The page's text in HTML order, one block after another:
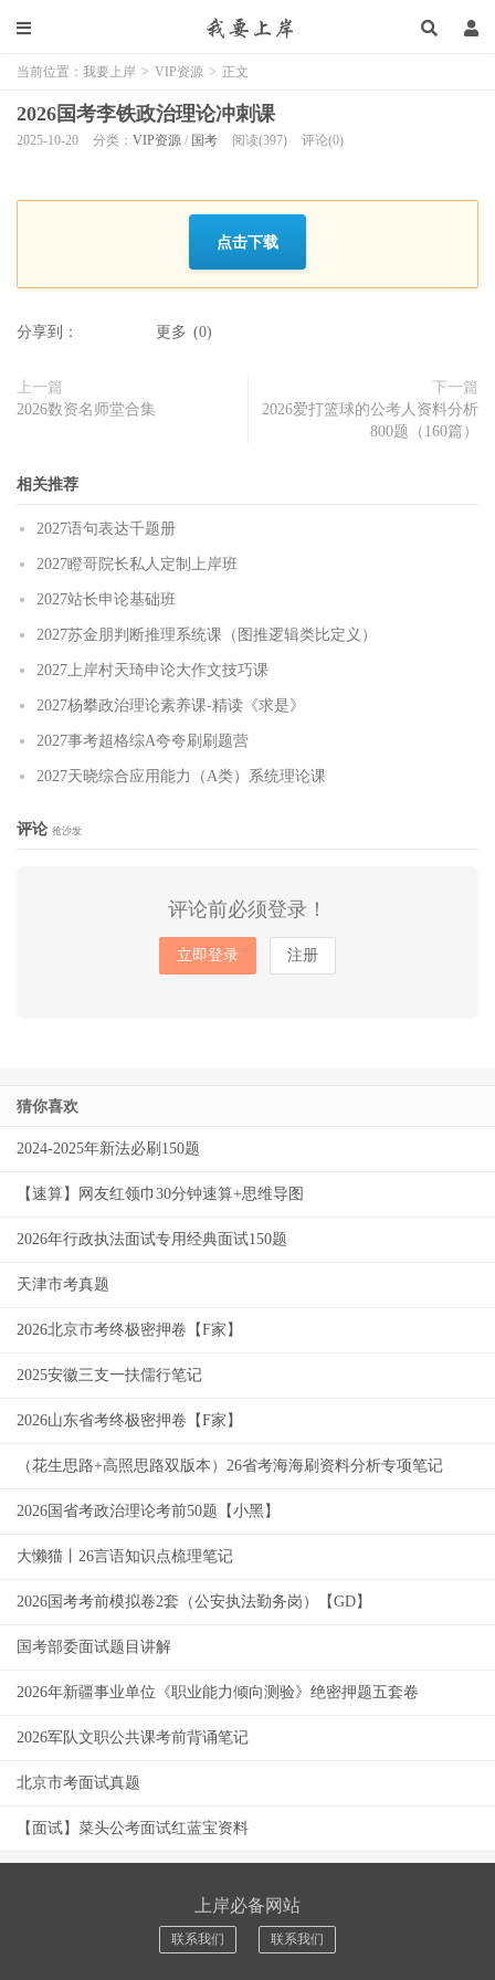
当前位置： 我要上岸 > VIP资源 > 正文
2026国考李铁政治理论冲刺课
2025-10-20 分类： VIP资源 / 国考 阅读(397) 评论(0)
点击下载
分享到： 更多 (0)
上一篇
2026数资名师堂合集
下一篇
2026爱打篮球的公考人资料分析
800题（160篇）
相关推荐
2027语句表达千题册
2027瞪哥院长私人定制上岸班
2027站长申论基础班
2027苏金朋判断推理系统课（图推逻辑类比定义）
2027上岸村天琦申论大作文技巧课
2027杨攀政治理论素养课-精读《求是》
2027事考超格综A夸夸刷刷题营
2027天晓综合应用能力（A类）系统理论课
评论 抢沙发
评论前必须登录！
立即登录 注册
猜你喜欢
2024-2025年新法必刷150题
【速算】网友红领巾30分钟速算+思维导图
2026年行政执法面试专用经典面试150题
天津市考真题
2026北京市考终极密押卷【F家】
2025安徽三支一扶儒行笔记
2026山东省考终极密押卷【F家】
（花生思路+高照思路双版本）26省考海海刷资料分析专项笔记
2026国省考政治理论考前50题【小黑】
大懒猫丨26言语知识点梳理笔记
2026国考考前模拟卷2套（公安执法勤务岗）【GD】
国考部委面试题目讲解
2026年新疆事业单位《职业能力倾向测验》绝密押题五套卷
2026军队文职公共课考前背诵笔记
北京市考面试真题
【面试】菜头公考面试红蓝宝资料
上岸必备网站
联系我们 联系我们